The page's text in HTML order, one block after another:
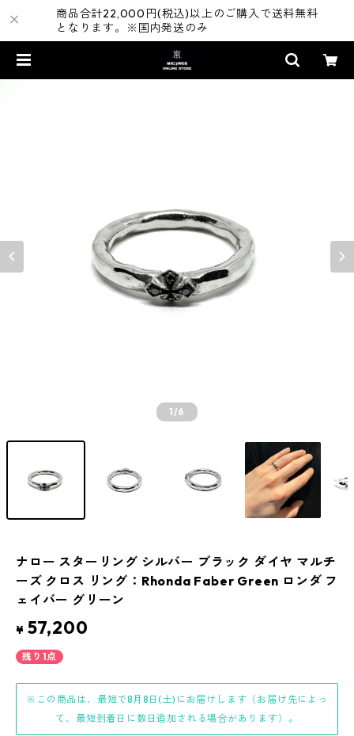
商品合計22,000円(税込)以上のご購入で送料無料
となります。※国内発送のみ
1/6
ナロー スターリング シルバー ブラック ダイヤ マルチ
ーズ クロス リング：Rhonda Faber Green ロンダ フ
ェイバー グリーン
¥ 57,200
残り1点
※この商品は、最短で8月8日(土)にお届けします（お届け先によっ
て、最短到着日に数日追加される場合があります）。